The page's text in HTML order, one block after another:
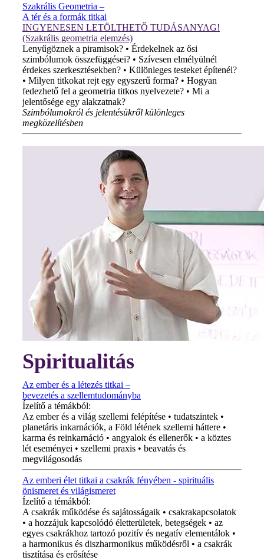
Szakrális Geometria –
A tér és a formák titkai
INGYENESEN LETÖLTHETŐ TUDÁSANYAG!
(Szakrális geometria elemzés)
Lenyűgöznek a piramisok? • Érdekelnek az ősi
szimbólumok összefüggései? • Szívesen elmélyülnél
érdekes szerkesztésekben? • Különleges testeket építenél?
• Milyen titkokat rejt egy egyszerű forma? • Hogyan
fedezhető fel a geometria titkos nyelvezete? • Mi a
jelentősége egy alakzatnak?
Szimbólumokról és jelentésükről különleges
megközelítésben
Spiritualitás
Az ember és a létezés titkai –
bevezetés a szellemtudományba
Ízelítő a témákból:
Az ember és a világ szellemi felépítése • tudatszintek •
planetáris inkarnációk, a Föld létének szellemi háttere •
karma és reinkarnáció • angyalok és ellenerők • a köztes
lét eseményei • szellemi praxis • beavatás és
megvilágosodás
Az emberi élet titkai a csakrák fényében - spirituális
önismeret és világismeret
Ízelítő a témákból:
A csakrák működése és sajátosságaik • csakrakapcsolatok
• a hozzájuk kapcsolódó életterületek, betegségek • az
egyes csakrákhoz tartozó pozitív és negatív elementálok •
a harmonikus és diszharmonikus működésről • a csakrák
tisztítása és erősítése